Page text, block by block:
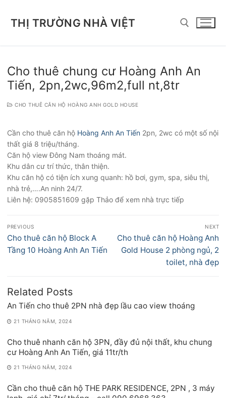
THỊ TRƯỜNG NHÀ VIỆT
Cho thuê chung cư Hoàng Anh An
Tiến, 2pn,2wc,96m2,full nt,8tr
CHO THUÊ CĂN HỘ HOÀNG ANH GOLD HOUSE
Cần cho thuê căn hộ Hoàng Anh An Tiến 2pn, 2wc có một số nội
thất giá 8 triệu/tháng.
Căn hộ view Đông Nam thoáng mát.
Khu dân cư trí thức, thân thiện.
Khu căn hộ có tiện ích xung quanh: hồ bơi, gym, spa, siêu thị,
nhà trẻ,….An ninh 24/7.
Liên hệ: 0905851609 gặp Thảo để xem nhà trực tiếp
Điều
hướng
bài
PREVIOUS
Previous
post:
Cho thuê căn hộ Block A
Tầng 10 Hoàng Anh An Tiến
NEXT
Next
post:
Cho thuê căn hộ Hoàng Anh
Gold House 2 phòng ngủ, 2
toilet, nhà đẹp
Related Posts
An Tiến cho thuê 2PN nhà đẹp lầu cao view thoáng
21 THÁNG NĂM, 2024
Cho thuê nhanh căn hộ 3PN, đầy đủ nội thất, khu chung
cư Hoàng Anh An Tiến, giá 11tr/th
21 THÁNG NĂM, 2024
Cần cho thuê căn hộ THE PARK RESIDENCE, 2PN , 3 máy